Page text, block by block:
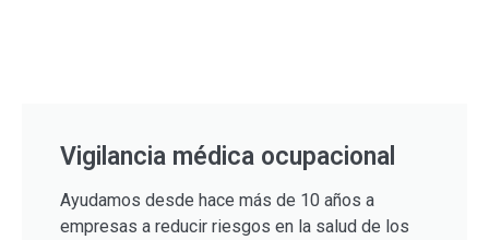
Vigilancia médica ocupacional
Ayudamos desde hace más de 10 años a
empresas a reducir riesgos en la salud de los